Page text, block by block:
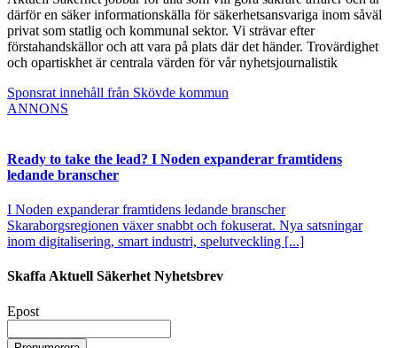
därför en säker informationskälla för säkerhetsansvariga inom såväl
privat som statlig och kommunal sektor. Vi strävar efter
förstahandskällor och att vara på plats där det händer. Trovärdighet
och opartiskhet är centrala värden för vår nyhetsjournalistik
Sponsrat innehåll från Skövde kommun
ANNONS
Ready to take the lead? I Noden expanderar framtidens
ledande branscher
I Noden expanderar framtidens ledande branscher
Skaraborgsregionen växer snabbt och fokuserat. Nya satsningar
inom digitalisering, smart industri, spelutveckling [...]
Skaffa Aktuell Säkerhet Nyhetsbrev
Epost